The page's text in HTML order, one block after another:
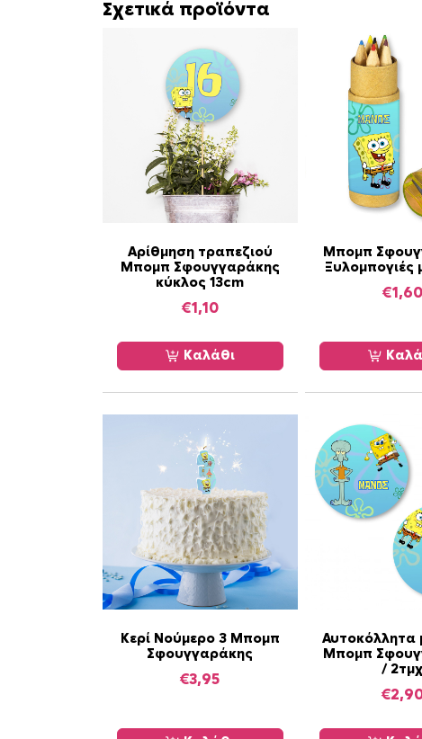
Σχετικά προϊόντα
Αρίθμηση τραπεζιού
Μπομπ Σφουγγαράκης
κύκλος 13cm
€1,10
Καλάθι
Μπομπ
Ξυλομπογιές
€1,60
Κερί Νούμερο 3 Μπομπ
Σφουγγαράκης
€3,95
Αυτοκόλλητα
Μπομπ
/ 2τμχ
€